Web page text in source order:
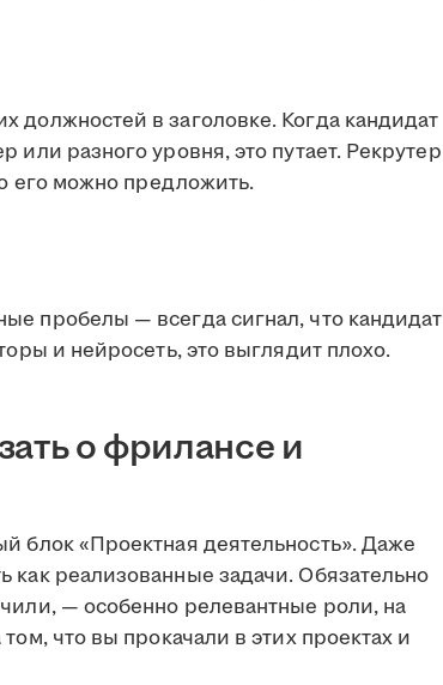
должностей в заголовке. Когда кандидат
разного уровня, это путает. Рекрутер
его можно предложить.
пробелы — всегда сигнал, что кандидат
и нейросеть, это выглядит плохо.
о фрилансе и
блок «Проектная деятельность». Даже
реализованные задачи. Обязательно
— особенно релевантные роли, на
что вы прокачали в этих проектах и